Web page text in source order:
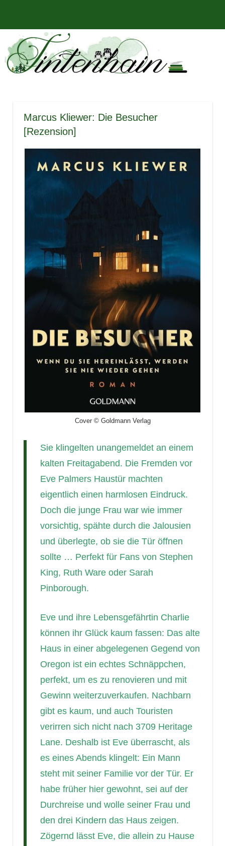
springen
Tintenhain
–
Der
Rezensionen
und
mehr
Marcus Kliewer: Die Besucher
[Rezension]
Cover © Goldmann Verlag
Sie klingelten unangemeldet an einem
kalten Freitagabend. Die Fremden vor
Eve Palmers Haustür machten
eigentlich einen harmlosen Eindruck.
Doch die junge Frau war wie immer
vorsichtig, spähte durch die Jalousien
und überlegte, ob sie die Tür öffnen
sollte … Perfekt für Fans von Stephen
King, Ruth Ware oder Sarah
Pinborough.
Eve und ihre Lebensgefährtin Charlie
können ihr Glück kaum fassen: Das alte
Haus in einer abgelegenen Gegend von
Oregon ist ein echtes Schnäppchen,
perfekt, um es zu renovieren und mit
Gewinn weiterzuverkaufen. Nachbarn
gibt es kaum, und auch Touristen
verirren sich nicht nach 3709 Heritage
Lane. Deshalb ist Eve überrascht, als
es eines Abends klingelt: Ein Mann
steht mit seiner Familie vor der Tür. Er
habe früher hier gewohnt, sei auf der
Durchreise und wolle seiner Frau und
den drei Kindern das Haus zeigen.
Zögernd lässt Eve, die allein zu Hause